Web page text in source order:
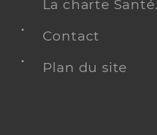
La charte
Contact
Plan du site